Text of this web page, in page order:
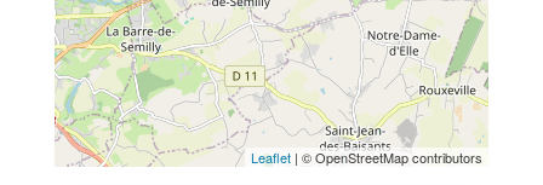
Leaflet | © OpenStreetMap contributors